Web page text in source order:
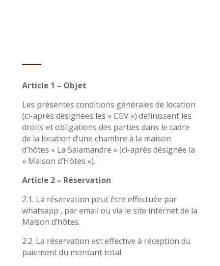
Article 1 – Objet
Les présentes conditions générales de location
(ci-après désignées les « CGV ») définissent les
droits et obligations des parties dans le cadre
de la location d’une chambre à la maison
d’hôtes « La Salamandre » (ci-après désignée la
« Maison d’Hôtes »).
Article 2 – Réservation
2.1. La réservation peut être effectuée par
whatsapp , par email ou via le site internet de la
Maison d’hôtes.
2.2. La réservation est effective à réception du
paiement du montant total